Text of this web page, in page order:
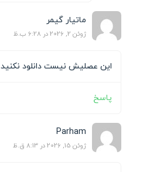
ماتیار گیمر
ژوئن 2, 2026 در 6:28 ب.ظ
این عصلیش نیست دانلود نکنید
پاسخ
Parham
ژوئن 15, 2026 در 8:13 ق.ظ